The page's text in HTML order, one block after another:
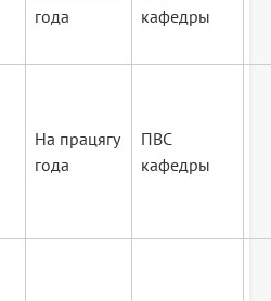
года
кафедры
На працягу
года
ПВС
кафедры